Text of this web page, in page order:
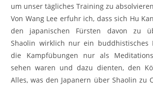
um unser tägliches Training zu
Von Wang Lee erfuhr ich, dass sich Hu
den japanischen Fürsten davon zu
Shaolin wirklich nur ein buddhistisches
die Kampfübungen nur als
sehen waren und dazu dienten, den
Alles, was den Japanern über Shaolin zu